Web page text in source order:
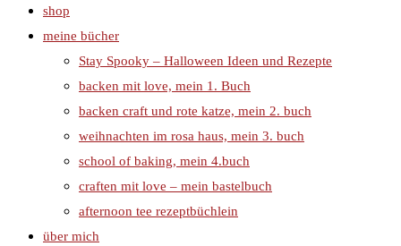
shop
meine bücher
Stay Spooky – Halloween Ideen und Rezepte
backen mit love, mein 1. Buch
backen craft und rote katze, mein 2. buch
weihnachten im rosa haus, mein 3. buch
school of baking, mein 4.buch
craften mit love – mein bastelbuch
afternoon tee rezeptbüchlein
über mich